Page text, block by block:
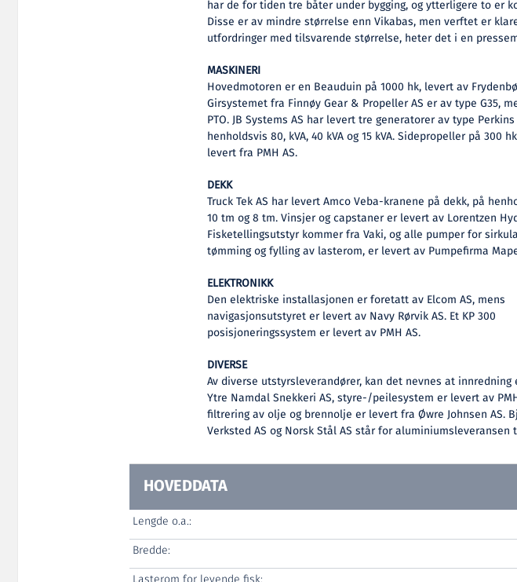
har de for tiden tre båter under bygging, og ytterligere to er
Disse er av mindre størrelse enn Vikabas, men verftet er
utfordringer med tilsvarende størrelse, heter det i en
MASKINERI
Hovedmotoren er en Beauduin på 1000 hk, levert av
Girsystemet fra Finnøy Gear & Propeller AS er av type G35,
PTO. JB Systems AS har levert tre generatorer av type
henholdsvis 80, kVA, 40 kVA og 15 kVA. Sidepropeller på 300
levert fra PMH AS.
DEKK
Truck Tek AS har levert Amco Veba-kranene på dekk, på
10 tm og 8 tm. Vinsjer og capstaner er levert av Lorentzen
Fisketellingsutstyr kommer fra Vaki, og alle pumper for
tømming og fylling av lasterom, er levert av Pumpefirma
ELEKTRONIKK
Den elektriske installasjonen er foretatt av Elcom AS, mens
navigasjonsutstyret er levert av Navy Rørvik AS. Et KP 300
posisjoneringssystem er levert av PMH AS.
DIVERSE
Av diverse utstyrsleverandører, kan det nevnes at
Ytre Namdal Snekkeri AS, styre-/peilesystem er levert av
filtrering av olje og brennolje er levert fra Øwre Johnsen AS.
Verksted AS og Norsk Stål AS står for aluminiumsleveransen
HOVEDDATA
Lengde o.a.:
Bredde: